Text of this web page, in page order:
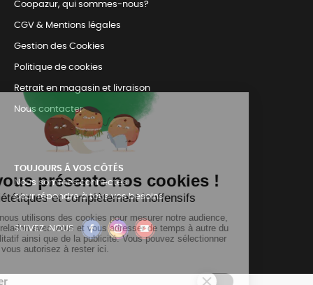
Coopazur, qui sommes-nous?
CGV & Mentions légales
Gestion des Cookies
Politique de cookies
Retrait en magasin et livraison
Nous contacter
TOUJOURS Á VOS CÔTÉS
Nous sommes connectés
pour répondre à tous vos besoins
SUIVEZ-NOUS